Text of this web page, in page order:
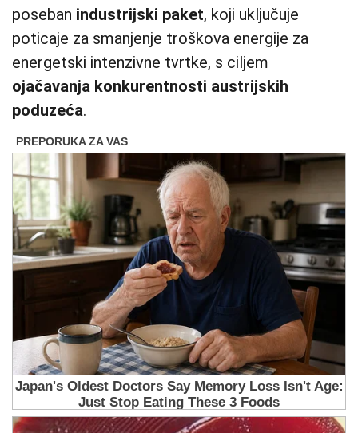
poseban industrijski paket, koji uključuje
poticaje za smanjenje troškova energije za
energetski intenzivne tvrtke, s ciljem
ojačavanja konkurentnosti austrijskih
poduzeća.